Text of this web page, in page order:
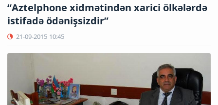
“Aztelphone xidmətindən xarici ölkələrdə
istifadə ödənişsizdir”
21-09-2015 10:45